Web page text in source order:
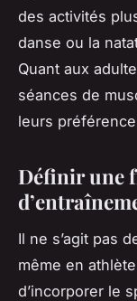
des activités
danse ou la
Quant aux
séances de
leurs
Définir une
Il ne s’agit pas
même en
d’incorporer le